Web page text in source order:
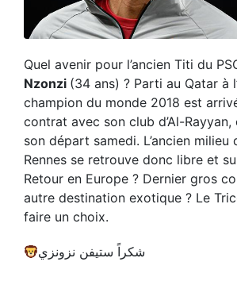
Quel avenir pour l’ancien Titi du
Nzonzi (34 ans) ? Parti au Qatar à
champion du monde 2018 est
contrat avec son club d’Al-
son départ samedi. L’ancien milieu
Rennes se retrouve donc libre et
Retour en Europe ? Dernier gros
autre destination exotique ? Le
faire un choix.
شكراً ستيفن نزونزي